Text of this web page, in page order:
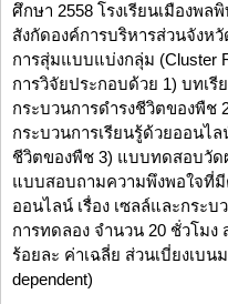
ศึกษา 2558 โรงเรียนเมืองพ
สังกัดองค์การบริหารส่วนจังห
การสุ่มแบบแบ่งกลุ่ม (Cluster
การวิจัยประกอบด้วย 1) บทเรี
กระบวนการดำรงชีวิตของพืช
กระบวนการเรียนรู้ด้วยออนไล
ชีวิตของพืช 3) แบบทดสอบวัด
แบบสอบถามความพึงพอใจที่มี
ออนไลน์ เรื่อง เซลล์และกระ
การทดลอง จำนวน 20 ชั่วโมง
ร้อยละ ค่าเฉลี่ย ส่วนเบี่ยงเบ
dependent)